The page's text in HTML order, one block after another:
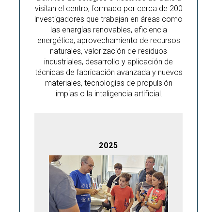
visitan el centro, formado por cerca de 200
investigadores que trabajan en áreas como
las energías renovables, eficiencia
energética, aprovechamiento de recursos
naturales, valorización de residuos
industriales, desarrollo y aplicación de
técnicas de fabricación avanzada y nuevos
materiales, tecnologías de propulsión
limpias o la inteligencia artificial.
2025